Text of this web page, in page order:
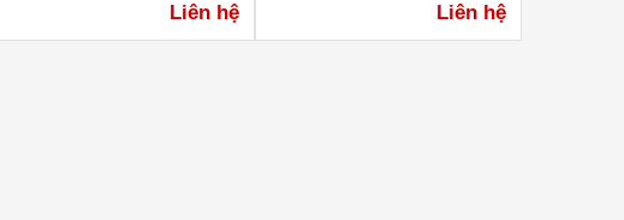
Liên hệ Liên hệ